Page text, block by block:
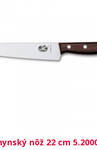
RÝCHLY NÁHĽAD
nôž 22 cm